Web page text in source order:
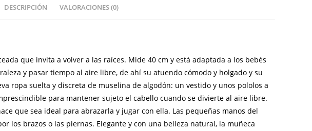
DESCRIPCIÓN VALORACIONES (0)
que invita a volver a las raíces. Mide 40 cm y está adaptada a los bebés
y pasar tiempo al aire libre, de ahí su atuendo cómodo y holgado y su
ropa suelta y discreta de muselina de algodón: un vestido y unos pololos a
para mantener sujeto el cabello cuando se divierte al aire libre.
que sea ideal para abrazarla y jugar con ella. Las pequeñas manos del
los brazos o las piernas. Elegante y con una belleza natural, la muñeca